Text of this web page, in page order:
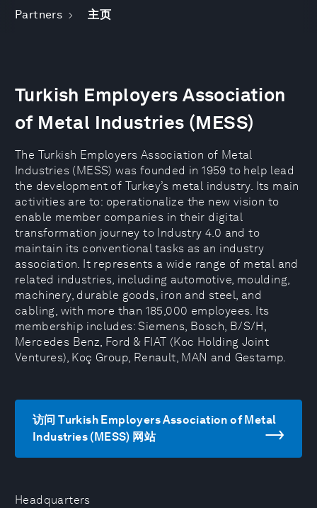
Partners 主页
Headquarters
Turkish Employers Association
of Metal Industries (MESS)
The Turkish Employers Association of Metal
Industries (MESS) was founded in 1959 to help lead
the development of Turkey’s metal industry. Its main
activities are to: operationalize the new vision to
enable member companies in their digital
transformation journey to Industry 4.0 and to
maintain its conventional tasks as an industry
association. It represents a wide range of metal and
related industries, including automotive, moulding,
machinery, durable goods, iron and steel, and
cabling, with more than 185,000 employees. Its
membership includes: Siemens, Bosch, B/S/H,
Mercedes Benz, Ford & FIAT (Koc Holding Joint
Ventures), Koç Group, Renault, MAN and Gestamp.
访问 Turkish Employers Association of Metal
Industries (MESS) 网站